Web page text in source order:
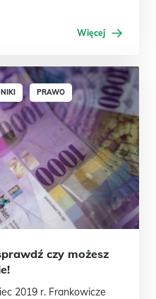
Więcej
PRAWO
czy możesz
2019 r. Frankowicze